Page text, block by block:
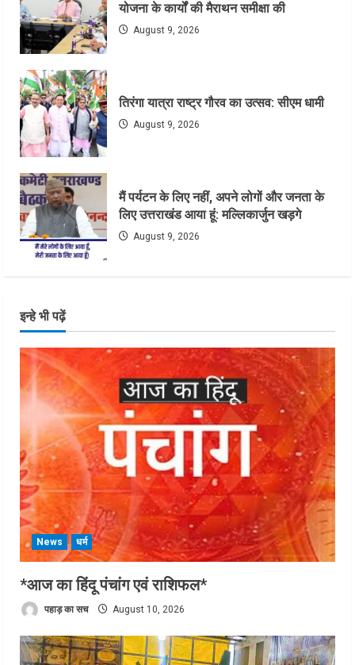
योजना के कार्यों की मैराथन समीक्षा की
August 9, 2026
तिरंगा यात्रा राष्ट्र गौरव का उत्सव: सीएम धामी
August 9, 2026
मैं पर्यटन के लिए नहीं, अपने लोगों और जनता के
लिए उत्तराखंड आया हूं: मल्लिकार्जुन खड़गे
August 9, 2026
इन्हे भी पढ़ें
News धर्म
*आज का हिंदू पंचांग एवं राशिफल*
पहाड़ का सच August 10, 2026